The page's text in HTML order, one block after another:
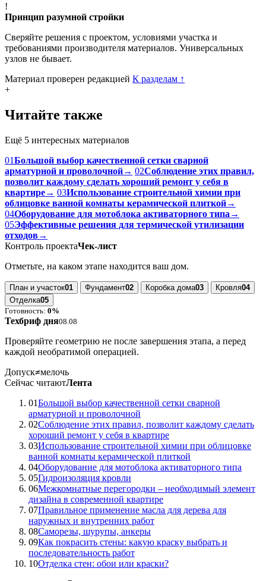
!
Принцип разумной стройки
Сверяйте решения с проектом, условиями участка и
требованиями производителя материалов. Универсальных
узлов не бывает.
Материал проверен редакцией К разделам ↑
+
Читайте также
Ещё 5 интересных материалов
01Большой выбор качественной сетки сварной
арматурной и проволочной→ 02Соблюдение этих правил,
позволит каждому сделать хороший ремонт у себя в
квартире→ 03Использование строительной химии при
облицовке ванной комнаты керамической плиткой→
04Оборудование для мотоблока активаторного типа →
05Эффективные решения для термической утилизации
отходов→
Контроль проектаЧек-лист
Отметьте, на каком этапе находится ваш дом.
План и участок01 Фундамент02 Коробка дома03 Кровля04
Отделка05
Готовность: 0%
Техбриф дня08.08
Проверяйте геометрию не после завершения этапа, а перед
каждой необратимой операцией.
Допуск≠мелочь
Сейчас читаютЛента
01Большой выбор качественной сетки сварной
арматурной и проволочной
02Соблюдение этих правил, позволит каждому сделать
хороший ремонт у себя в квартире
03Использование строительной химии при облицовке
ванной комнаты керамической плиткой
04Оборудование для мотоблока активаторного типа
05Гидроизоляция кровли
06Межкомнатные перегородки – необходимый элемент
дизайна в современной квартире
07Правильное применение масла для дерева для
наружных и внутренних работ
08Саморезы, шурупы, анкеры
09Как покрасить стены: какую краску выбрать и
последовательность работ
10Отделка стен: обои или краски?